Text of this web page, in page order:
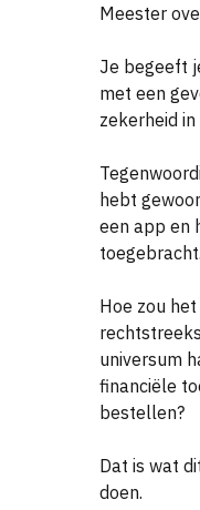
Meester
Je begeeft
met een
zekerheid
hebt
een app en
Hoe zou
universum
financiële
bestellen?
Dat is wat
doen.